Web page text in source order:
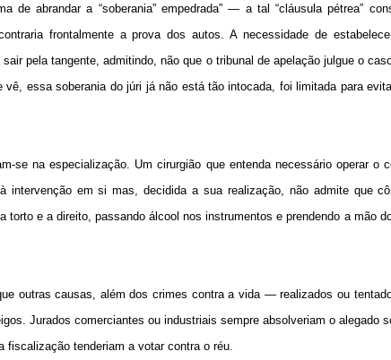
de abrandar a “soberania” empedrada” — a tal “cláusula pétrea”
frontalmente a prova dos autos. A necessidade de
pela tangente, admitindo, não que o tribunal de apelação julgue o
essa soberania do júri já não está tão intocada, foi limitada para
se na especialização. Um cirurgião que entenda necessário operar o
em si mas, decidida a sua realização, não admite que
torto e a direito, passando álcool nos instrumentos e prendendo a mão
outras causas, além dos crimes contra a vida — realizados ou
Jurados comerciantes ou industriais sempre absolveriam o alegado
tenderiam a votar contra o réu.